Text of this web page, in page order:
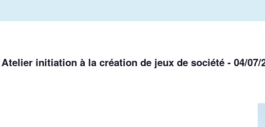
Atelier initiation à la création de jeux de société - 04/07/